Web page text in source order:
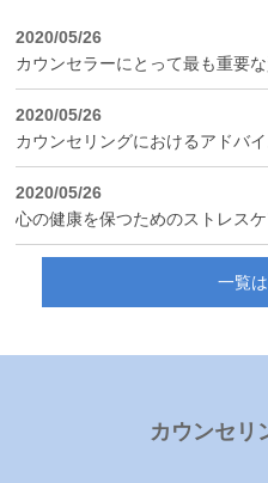
2020/05/26
カウンセラーにとって最も重要
2020/05/26
カウンセリングにおけるアドバ
2020/05/26
心の健康を保つためのストレス
一覧
カウンセリ